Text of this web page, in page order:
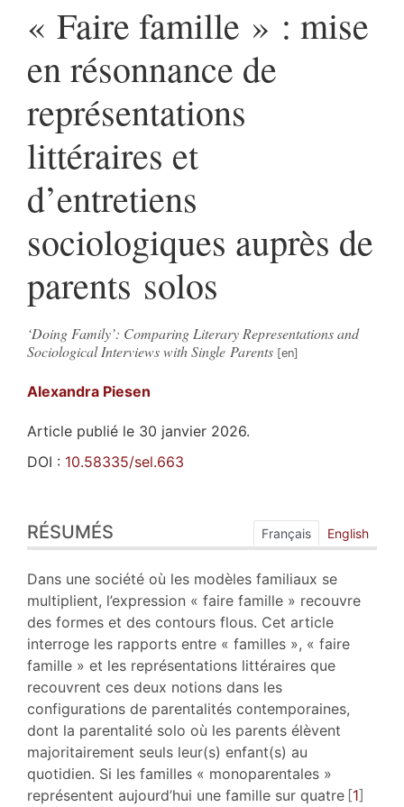
« Faire famille » : mise
en résonnance de
représentations
littéraires et
d’entretiens
sociologiques auprès de
parents solos
‘Doing Family’: Comparing Literary Representations and
Sociological Interviews with Single Parents
Alexandra Piesen
Article publié le 30 janvier 2026.
DOI : 10.58335/sel.663
Index
Plan
Texte
Bibliographie
Notes
Citer cet article
Auteur
RÉSUMÉS Français English
Dans une société où les modèles familiaux se
multiplient, l’expression « faire famille » recouvre
des formes et des contours flous. Cet article
interroge les rapports entre « familles », « faire
famille » et les représentations littéraires que
recouvrent ces deux notions dans les
configurations de parentalités contemporaines,
dont la parentalité solo où les parents élèvent
majoritairement seuls leur(s) enfant(s) au
quotidien. Si les familles « monoparentales »
représentent aujourd’hui une famille sur quatre 1